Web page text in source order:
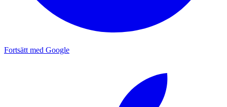
Fortsätt med Google